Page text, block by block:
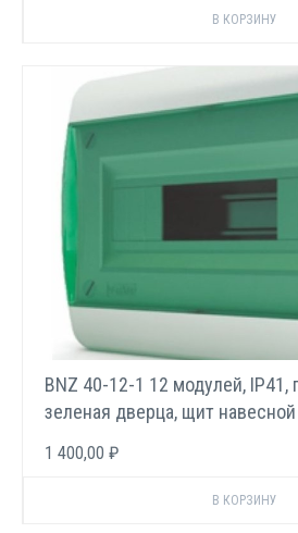
BNZ 40-12-1 12 модулей, IP41,
зеленая дверца, щит
1 400,00 ₽